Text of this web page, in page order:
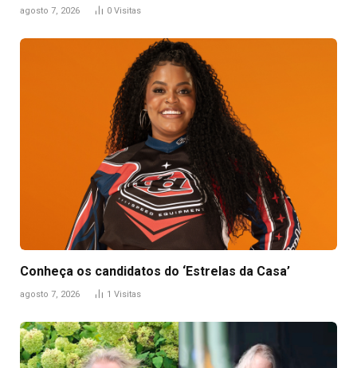
agosto 7, 2026 0 Visitas
Conheça os candidatos do ‘Estrelas da Casa’
agosto 7, 2026 1 Visitas